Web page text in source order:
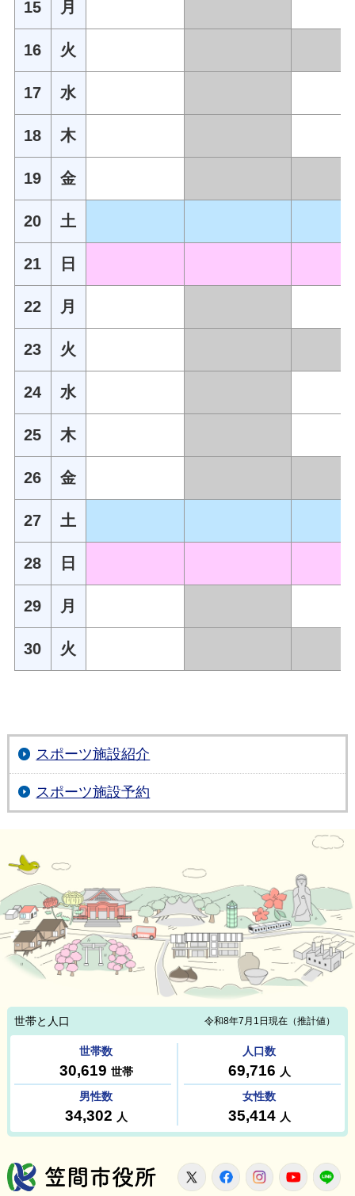
15 月
16 火
17 水
18 木
19 金
20 土
21 日
22 月
23 火
24 水
25 木
26 金
27 土
28 日
29 月
30 火
スポーツ施設紹介
スポーツ施設予約
笠間市役所
X FacebookInstagram